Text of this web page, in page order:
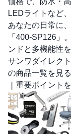
LEDライトなど
あなたの日常に
「400-SP126」
ンドと多機能性
サンワダイレク
の商品一覧を見る
｜重要ポイント